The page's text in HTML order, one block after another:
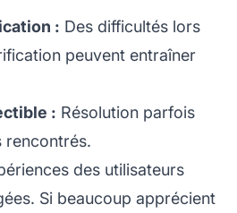
: Des difficultés lors
peuvent entraîner
: Résolution parfois
rencontrés.
des utilisateurs
Si beaucoup apprécient